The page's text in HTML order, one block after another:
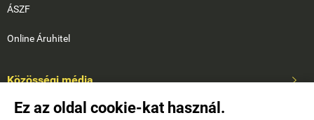
Ez az oldal cookie-kat használ.
ÁSZF
Online Áruhitel
Közösségi média 